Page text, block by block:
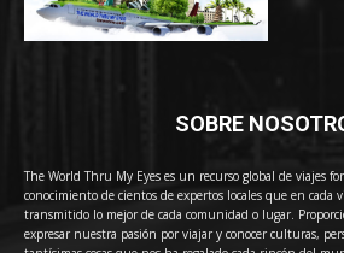
SOBRE
The World Thru My Eyes es un recurso global de viajes
conocimiento de cientos de expertos locales que en cada
transmitido lo mejor de cada comunidad o lugar.
expresar nuestra pasión por viajar y conocer culturas,